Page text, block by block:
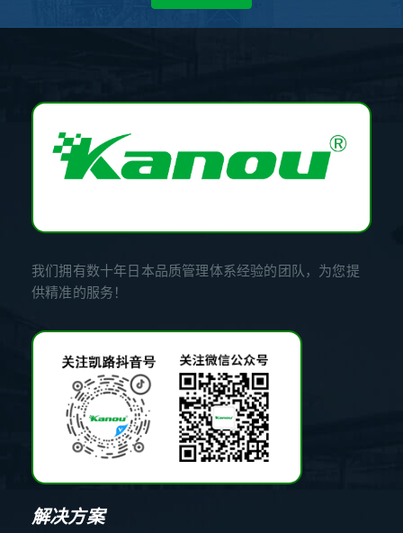
我们拥有数十年日本品质管理体系经验的团队，为您提
供精准的服务！
解决方案